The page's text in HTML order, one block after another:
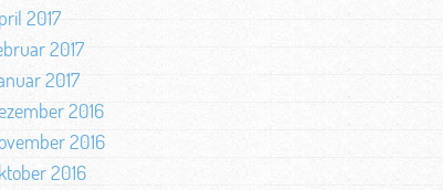
2017
2017
2017
2016
2016
2016